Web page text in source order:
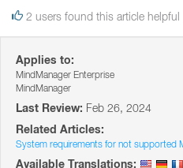
2 users found this article helpful
Applies to:
MindManager Enterprise
MindManager
Last Review: Feb 26, 2024
Related Articles:
System requirements for not supported
Available Translations: